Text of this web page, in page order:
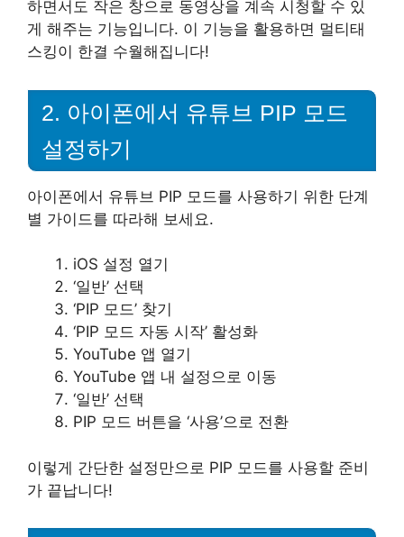
하면서도 작은 창으로 동영상을 계속 시청할 수 있
게 해주는 기능입니다. 이 기능을 활용하면 멀티태
스킹이 한결 수월해집니다!
2. 아이폰에서 유튜브 PIP 모드
설정하기
아이폰에서 유튜브 PIP 모드를 사용하기 위한 단계
별 가이드를 따라해 보세요.
iOS 설정 열기
‘일반’ 선택
‘PIP 모드’ 찾기
‘PIP 모드 자동 시작’ 활성화
YouTube 앱 열기
YouTube 앱 내 설정으로 이동
‘일반’ 선택
PIP 모드 버튼을 ‘사용’으로 전환
이렇게 간단한 설정만으로 PIP 모드를 사용할 준비
가 끝납니다!